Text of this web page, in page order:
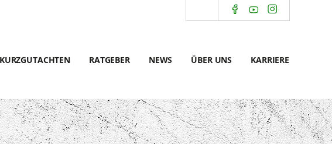
KURZGUTACHTEN RATGEBER NEWS ÜBER UNS KARRIERE